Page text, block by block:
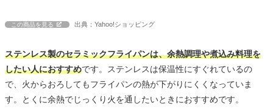
この商品を見る 出典：Yahoo!ショッピング
ステンレス製のセラミックフライパンは、余熱調理や煮込み料理を
したい人におすすめです。ステンレスは保温性にすぐれているの
で、火からおろしてもフライパンの熱が下がりにくくなっていま
す。とくに余熱でじっくり火を通したいときにおすすめです。